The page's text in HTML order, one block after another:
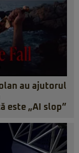
au ajutorul
este „AI slop”